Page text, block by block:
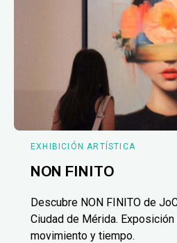
EXHIBICIÓN ARTÍSTICA
NON FINITO
Descubre NON FINITO de
Ciudad de Mérida.
movimiento y tiempo.